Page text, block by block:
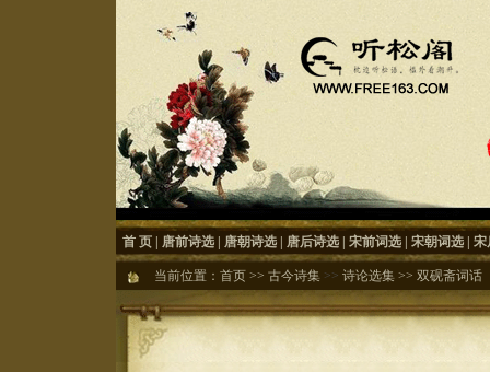
首 页 唐前诗选 唐朝诗选 唐后诗选 宋前词选 宋朝词选 宋
当前位置： 首页 >> 古今诗集 >> 诗论选集 >> 双砚斋词话